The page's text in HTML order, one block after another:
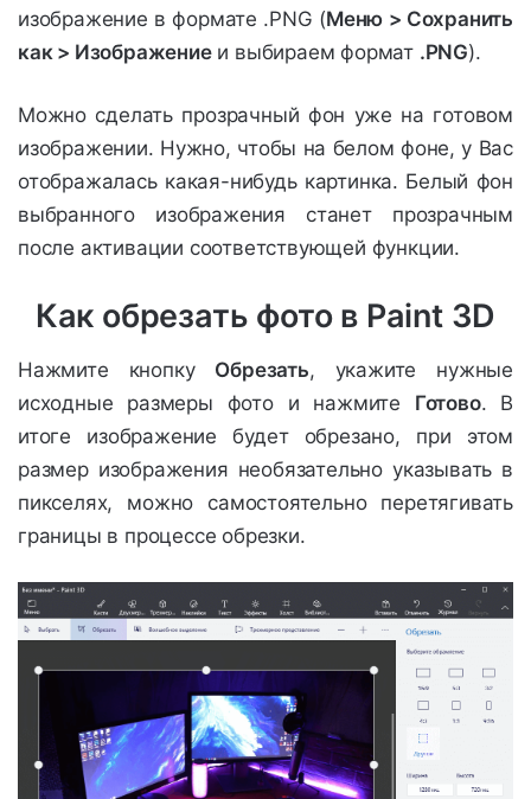
изображение в формате .PNG (Меню > Сохранить
как > Изображениеи выбираем формат .PNG).
Можно сделать прозрачный фон уже на готовом
изображении. Нужно, чтобы на белом фоне, у Вас
отображалась какая-нибудь картинка. Белый фон
выбранного изображения станет прозрачным
после активации соответствующей функции.
Как обрезать фото в Paint 3D
Нажмите кнопку Обрезать, укажите нужные
исходные размеры фото и нажмите Готово. В
итоге изображение будет обрезано, при этом
размер изображения необязательно указывать в
пикселях, можно самостоятельно перетягивать
границы в процессе обрезки.